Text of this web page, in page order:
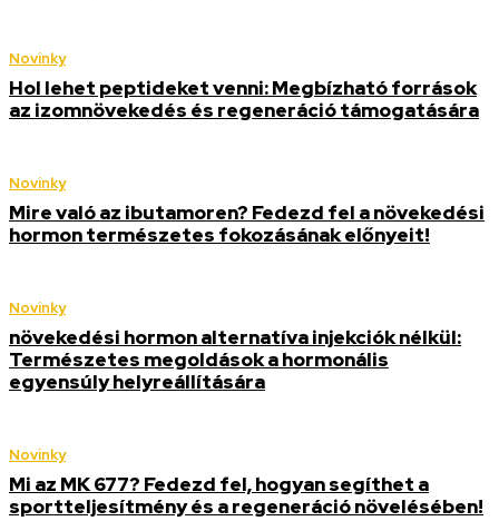
Novinky
Hol lehet peptideket venni: Megbízható források
az izomnövekedés és regeneráció támogatására
Novinky
Mire való az ibutamoren? Fedezd fel a növekedési
hormon természetes fokozásának előnyeit!
Novinky
növekedési hormon alternatíva injekciók nélkül:
Természetes megoldások a hormonális
egyensúly helyreállítására
Novinky
Mi az MK 677? Fedezd fel, hogyan segíthet a
sportteljesítmény és a regeneráció növelésében!